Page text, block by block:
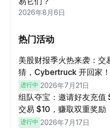
2026年8月6日
热门活动
美股财报季火热来袭：交
猜，Cybertruck 开回家！
进行中 2026年7月21日
组队夺宝：邀请好友充值
交易 $10，赚取双重奖励
进行中 2026年7月17日